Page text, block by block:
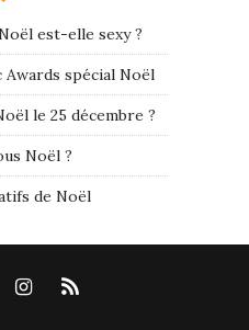
est-elle sexy ?
Awards spécial Noël
le 25 décembre ?
Noël ?
de Noël